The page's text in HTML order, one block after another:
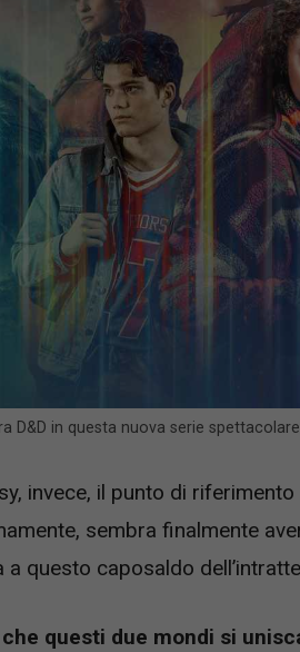
D&D in questa nuova serie
invece, il punto di
sembra finalmente
questo caposaldo
che questi due mondi si